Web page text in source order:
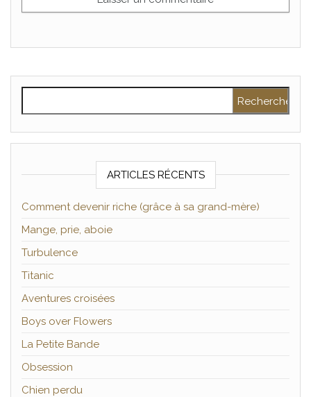
ARTICLES RÉCENTS
Comment devenir riche (grâce à sa grand-mère)
Mange, prie, aboie
Turbulence
Titanic
Aventures croisées
Boys over Flowers
La Petite Bande
Obsession
Chien perdu